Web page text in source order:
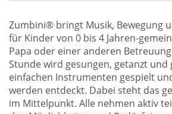
Zumbini® bringt Musik, Bewegung
für Kinder von 0 bis 4 Jahren-
Papa oder einer anderen
Stunde wird gesungen, getanzt
einfachen Instrumenten gespielt
werden entdeckt. Dabei steht das
im Mittelpunkt. Alle nehmen aktiv